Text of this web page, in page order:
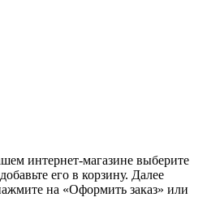
интернет-магазине выберите
его в корзину. Далее
на «Оформить заказ» или